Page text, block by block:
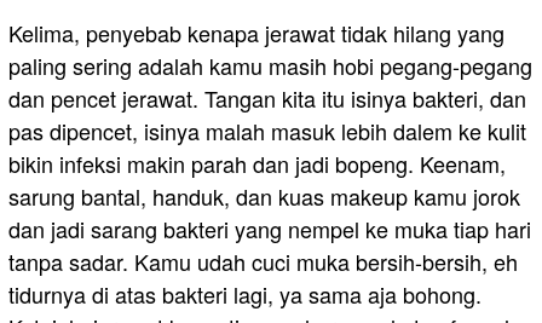
Kelima, penyebab kenapa jerawat tidak hilang yang
paling sering adalah kamu masih hobi pegang-pegang
dan pencet jerawat. Tangan kita itu isinya bakteri, dan
pas dipencet, isinya malah masuk lebih dalem ke kulit
bikin infeksi makin parah dan jadi bopeng. Keenam,
sarung bantal, handuk, dan kuas makeup kamu jorok
dan jadi sarang bakteri yang nempel ke muka tiap hari
tanpa sadar. Kamu udah cuci muka bersih-bersih, eh
tidurnya di atas bakteri lagi, ya sama aja bohong.